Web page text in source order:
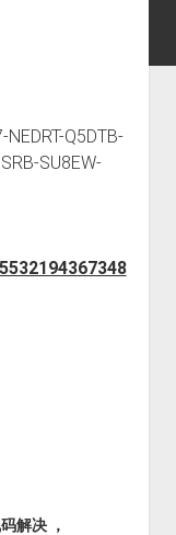
Q5DTB-
SU8EW-
解决 ，